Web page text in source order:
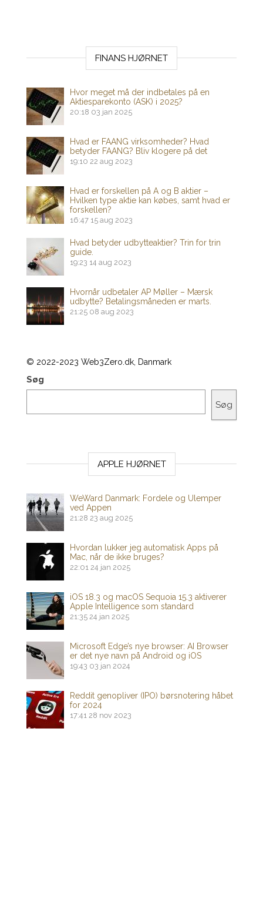
FINANS HJØRNET
Hvor meget må der indbetales på en
Aktiesparekonto (ASK) i 2025?
20:18 03 jan 2025
Hvad er FAANG virksomheder? Hvad
betyder FAANG? Bliv klogere på det
19:10 22 aug 2023
Hvad er forskellen på A og B aktier –
Hvilken type aktie kan købes, samt hvad er
forskellen?
16:47 15 aug 2023
Hvad betyder udbytteaktier? Trin for trin
guide.
19:23 14 aug 2023
Hvornår udbetaler AP Møller – Mærsk
udbytte? Betalingsmåneden er marts.
21:25 08 aug 2023
© 2022-2023 Web3Zero.dk, Danmark
Søg
Søg
APPLE HJØRNET
WeWard Danmark: Fordele og Ulemper
ved Appen
21:28 23 aug 2025
Hvordan lukker jeg automatisk Apps på
Mac, når de ikke bruges?
22:01 24 jan 2025
iOS 18.3 og macOS Sequoia 15.3 aktiverer
Apple Intelligence som standard
21:35 24 jan 2025
Microsoft Edge’s nye browser: AI Browser
er det nye navn på Android og iOS
19:43 03 jan 2024
Reddit genopliver (IPO) børsnotering håbet
for 2024
17:41 28 nov 2023